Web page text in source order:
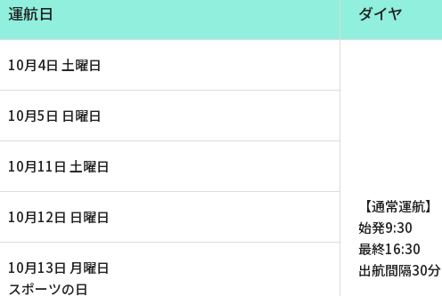
運航日 ダイヤ
10月4日 土曜日
【通常運航】
始発9:30
最終16:30
出航間隔30分
10月5日 日曜日
10月11日 土曜日
10月12日 日曜日
10月13日 月曜日
スポーツの日